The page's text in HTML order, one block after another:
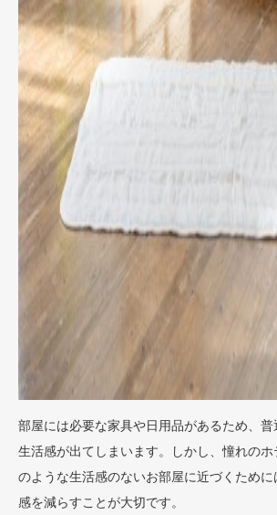
部屋には必要な家具や日用品があるため、普
生活感が出てしまいます。しかし、憧れのホ
のような生活感のないお部屋に近づくため
感を減らすことが大切です。